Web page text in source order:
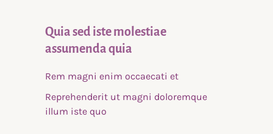
Quia sed iste molestiae
assumenda quia
Rem magni enim occaecati et
Reprehenderit ut magni doloremque
illum iste quo